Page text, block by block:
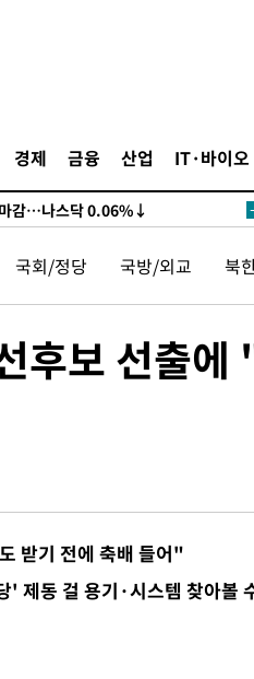
경제 금융 산업 IT·바이오
감…나스닥 0.06%↓
제…파생제품 15% 관세, 120일 후
마감…나스닥 0.06%↓
제…파생제품 15% 관세, 120일 후
지 행정명령 서명
국회/정당 국방/외교 북
후보 선출
받기 전에 축배 들어"
' 제동 걸 용기·시스템 찾아볼